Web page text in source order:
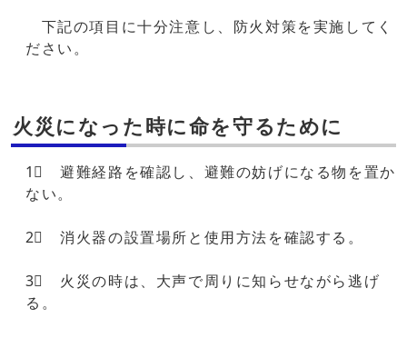
下記の項目に十分注意し、防火対策を実施してく
ださい。
火災になった時に命を守るために
1⃣ 避難経路を確認し、避難の妨げになる物を置か
ない。
2⃣ 消火器の設置場所と使用方法を確認する。
3⃣ 火災の時は、大声で周りに知らせながら逃げ
る。